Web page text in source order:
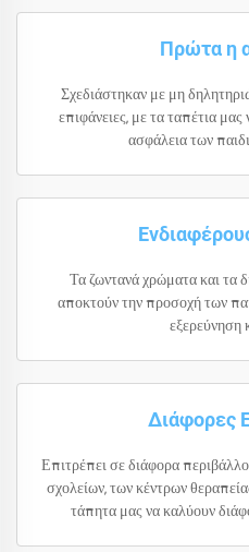
Πρώτα η
Σχεδιάστηκαν με μη
επιφάνειες, με τα ταπέτια μας
ασφάλεια των
Τα ζωντανά χρώματα και τα
αποκτούν την προσοχή των
εξερεύνηση
Διάφορες
Επιτρέπει σε διάφορα
σχολείων, των κέντρων
τάπητα μας να καλύουν